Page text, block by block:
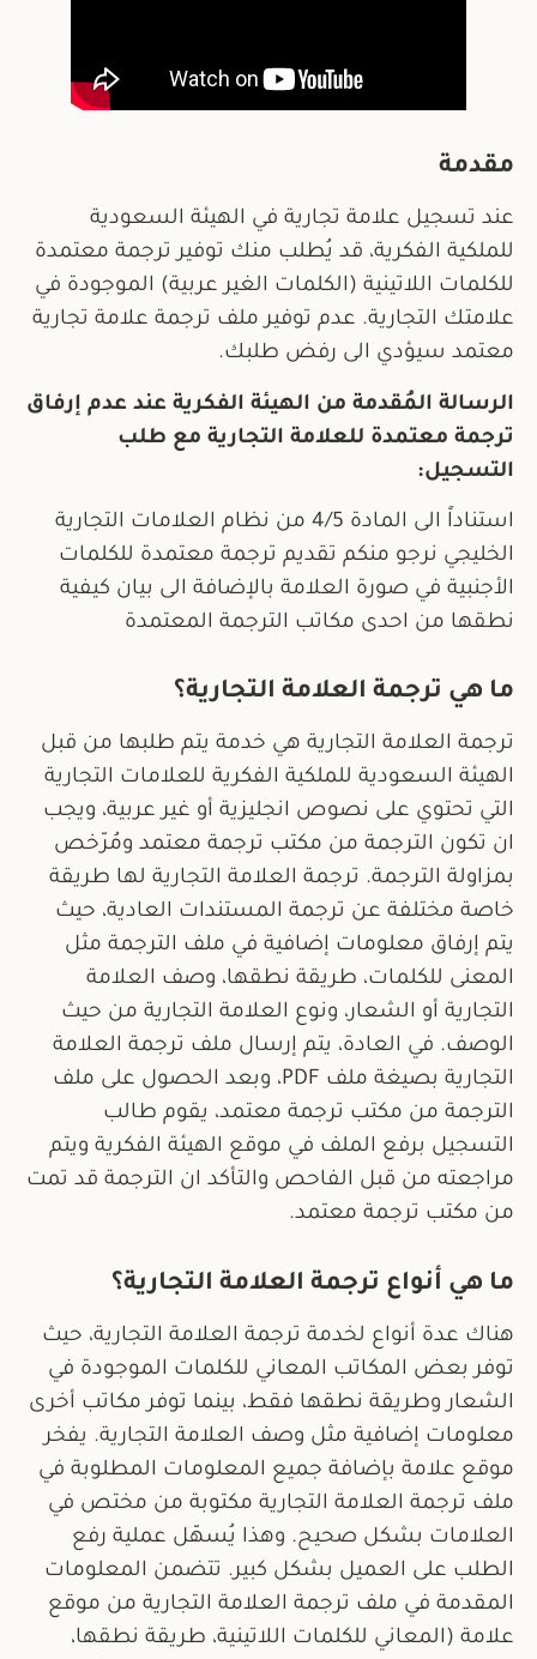
مقدمة
عند تسجيل علامة تجارية في الهيئة السعودية
للملكية الفكرية، قد يُطلب منك توفير ترجمة معتمدة
للكلمات اللاتينية (الكلمات الغير عربية) الموجودة في
علامتك التجارية. عدم توفير ملف ترجمة علامة تجارية
معتمد سيؤدي الى رفض طلبك.
الرسالة المُقدمة من الهيئة الفكرية عند عدم إرفاق
ترجمة معتمدة للعلامة التجارية مع طلب
التسجيل:
استناداً الى المادة 4/5 من نظام العلامات التجارية
الخليجي نرجو منكم تقديم ترجمة معتمدة للكلمات
الأجنبية في صورة العلامة بالإضافة الى بيان كيفية
نطقها من احدى مكاتب الترجمة المعتمدة
ما هي ترجمة العلامة التجارية؟
ترجمة العلامة التجارية هي خدمة يتم طلبها من قبل
الهيئة السعودية للملكية الفكرية للعلامات التجارية
التي تحتوي على نصوص انجليزية أو غير عربية، ويجب
ان تكون الترجمة من مكتب ترجمة معتمد ومُرّخص
بمزاولة الترجمة. ترجمة العلامة التجارية لها طريقة
خاصة مختلفة عن ترجمة المستندات العادية، حيث
يتم إرفاق معلومات إضافية في ملف الترجمة مثل
المعنى للكلمات، طريقة نطقها، وصف العلامة
التجارية أو الشعار، ونوع العلامة التجارية من حيث
الوصف. في العادة، يتم إرسال ملف ترجمة العلامة
التجارية بصيغة ملف PDF، وبعد الحصول على ملف
الترجمة من مكتب ترجمة معتمد، يقوم طالب
التسجيل برفع الملف في موقع الهيئة الفكرية ويتم
مراجعته من قبل الفاحص والتأكد ان الترجمة قد تمت
من مكتب ترجمة معتمد.
ما هي أنواع ترجمة العلامة التجارية؟
هناك عدة أنواع لخدمة ترجمة العلامة التجارية، حيث
توفر بعض المكاتب المعاني للكلمات الموجودة في
الشعار وطريقة نطقها فقط، بينما توفر مكاتب أخرى
معلومات إضافية مثل وصف العلامة التجارية. يفخر
موقع علامة بإضافة جميع المعلومات المطلوبة في
ملف ترجمة العلامة التجارية مكتوبة من مختص في
العلامات بشكل صحيح. وهذا يُسهّل عملية رفع
الطلب على العميل بشكل كبير. تتضمن المعلومات
المقدمة في ملف ترجمة العلامة التجارية من موقع
علامة (المعاني للكلمات اللاتينية، طريقة نطقها،